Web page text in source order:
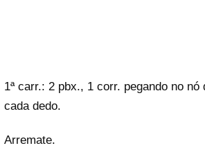
1ª carr.: 2 pbx., 1 corr. pegando no
cada dedo.
Arremate.